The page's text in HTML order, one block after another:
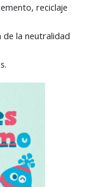
reciclaje
la neutralidad